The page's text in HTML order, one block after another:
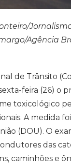
Agência
de Trânsito
feira (26) o
toxicológico
A medida
(DOU). O
das
caminhões e